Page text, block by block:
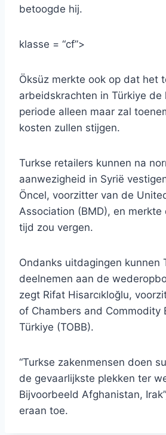
betoogde hij.
klasse = “cf”>
Öksüz merkte ook op dat het
arbeidskrachten in Türkiye de
periode alleen maar zal
kosten zullen stijgen.
Turkse retailers kunnen na
aanwezigheid in Syrië
Öncel, voorzitter van de
Association (BMD), en
tijd zou vergen.
Ondanks uitdagingen kunnen
deelnemen aan de
zegt Rifat Hisarcıkloğlu,
of Chambers and Commodity
Türkiye (TOBB).
“Turkse zakenmensen doen
de gevaarlijkste plekken ter
Bijvoorbeeld Afghanistan,
eraan toe.